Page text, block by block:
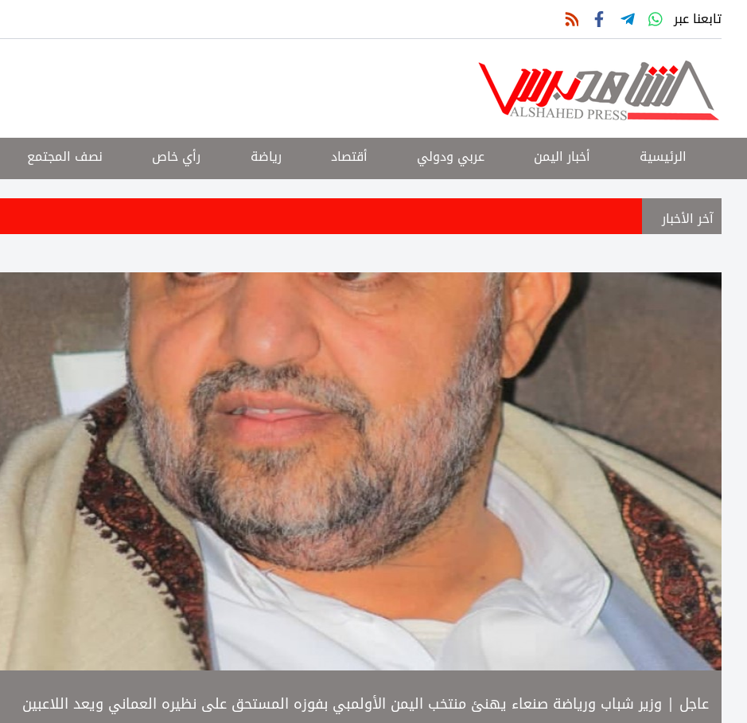
تابعنا عبر
الرئيسية أخبار اليمن عربي ودولي أقتصاد رياضة رأي خاص نصف المجتمع
آخر الأخبار
عاجل | وزير شباب ورياضة صنعاء يهنئ منتخب اليمن الأولمبي بفوزه المستحق على نظيره العماني ويعد اللاعبين